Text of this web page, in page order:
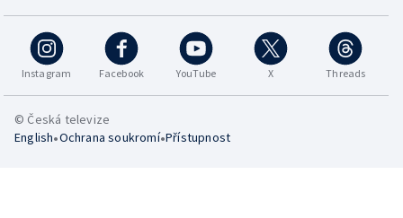
Instagram Facebook YouTube X Threads
© Česká televize
English•Ochrana soukromí•Přístupnost